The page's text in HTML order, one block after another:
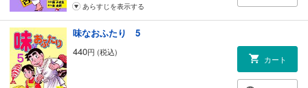
あらすじを表示する
味なおふたり 5
440円 (税込)
カート